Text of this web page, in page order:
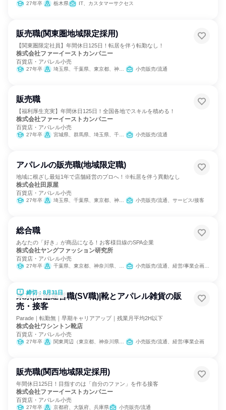
27年卒 栃木県 IT、カスタマーサクセス
販売職(関東圏地域限定採用)
【関東圏限定社員】年間休日125日！転居を伴う転勤なし！
株式会社ファーイーストカンパニー
百貨店・アパレル小売
27年卒 埼玉県、千葉県、東京都、神奈川県 小売販売/流通
販売職
【福利厚生充実】年間休日125日！全国各地でスキルを積める！
株式会社ファーイーストカンパニー
百貨店・アパレル小売
27年卒 宮城県、群馬県、埼玉県、千葉県、東京都、神奈川県、新潟県、石川県、静岡県、愛知県、京都府、大阪府、兵庫県、岡山県、愛媛県、福岡県、熊本県、大分県、鹿児島県 小売販売/流通
アパレルの販売職(地域限定職)
地域に根ざし最短1年で店舗経営のプロへ！※転居を伴う異動なし
株式会社田原屋
百貨店・アパレル小売
27年卒 埼玉県、千葉県、東京都、神奈川県、静岡県、愛知県 小売販売/流通、サービス/接客
総合職
あなたの「好き」が商品になる！お客様目線のSPA企業
株式会社ヤングファッション研究所
百貨店・アパレル小売
27年卒 千葉県、東京都、神奈川県、大阪府 小売販売/流通、経営/事業企画、クリエイティブ/デザイン職
締切：8月31日
東京|店舗運営職(SV職)|靴とアパレル雑貨の販
売・接客
Parade｜転勤無｜早期キャリアアップ｜残業月平均2H以下
株式会社ワシントン靴店
百貨店・アパレル小売
27年卒 関東周辺（東京都、神奈川県、埼玉県） 小売販売/流通、経営/事業企画
販売職(関西地域限定採用)
年間休日125日！目指すのは「自分のファン」を作る接客
株式会社ファーイーストカンパニー
百貨店・アパレル小売
27年卒 京都府、大阪府、兵庫県 小売販売/流通